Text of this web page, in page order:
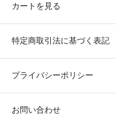
カートを見る
特定商取引法に基づく表記
プライバシーポリシー
お問い合わせ